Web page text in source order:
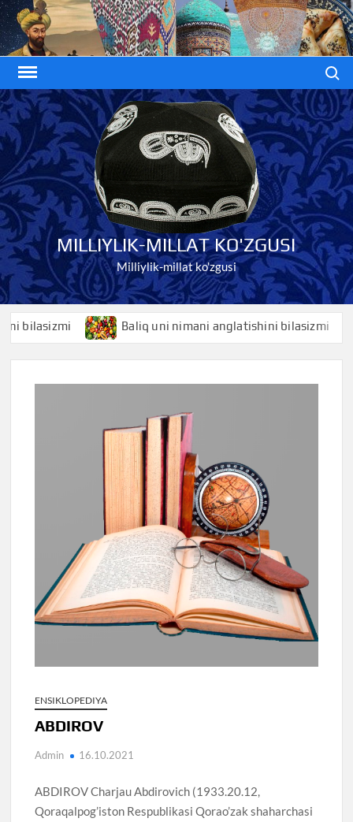
Skip
to
content
MILLIYLIK-MILLAT KO'ZGUSI
Milliylik-millat ko'zgusi
Baliq uni nimani anglatishini bilasizmi
ENSIKLOPEDIYA
ABDIROV
Admin 16.10.2021
ABDIROV Charjau Abdirovich (1933.20.12,
Qoraqalpog’iston Respublikasi Qorao’zak shaharchasi